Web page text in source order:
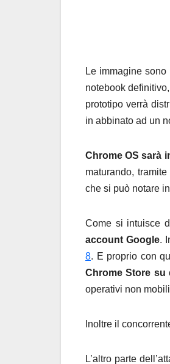
Le immagine
notebook
prototipo verrà
in abbinato ad un
Chrome OS sarà
maturando,
che si può notare
Come si intuisce
account Google.
8. E proprio con
Chrome Store su
operativi non
Inoltre il
L’altro parte